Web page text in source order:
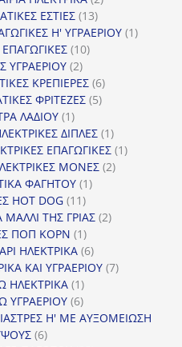
ΕΣΤΙΕΣ 1313
προϊόντα
Η' ΥΓΡΑΕΡΙΟΥ 11
ΕΠΑΓΩΓΙΚΕΣ 1010
ΥΓΡΑΕΡΙΟΥ 22
προϊόντα
ΚΡΕΠΙΕΡΕΣ 66
προϊόντα
ΦΡΙΤΕΖΕΣ 55
ΛΑΔΙΟΥ 11
προϊόν
ΔΙΠΛΕΣ 11
προϊόν
ΕΠΑΓΩΓΙΚΕΣ 11
ΜΟΝΕΣ 22
ΦΑΓΗΤΟΥ 11
HOT DOG 1111
προϊόντα
ΤΗΣ ΓΡΙΑΣ 22
ΠΟΠ ΚΟΡΝ 11
προϊόν
ΗΛΕΚΤΡΙΚΑ 66
προϊόντα
ΚΑΙ ΥΓΡΑΕΡΙΟΥ 77
ΗΛΕΚΤΡΙΚΑ 11
προϊόν
ΥΓΡΑΕΡΙΟΥ 66
προϊόντα
Η' ΜΕ ΑΥΞΟΜΕΙΩΣΗ
66